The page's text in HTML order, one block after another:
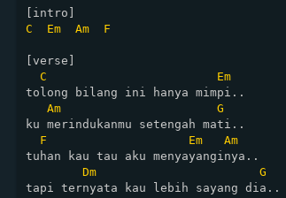
C
Em Am F
[verse]
C
Em
tolong bilang ini hanya mimpi..
Am
G
ku merindukanmu setengah mati..
F
Em
Am
tuhan kau tau aku menyayanginya..
Dm
G
tapi ternyata kau lebih sayang dia..